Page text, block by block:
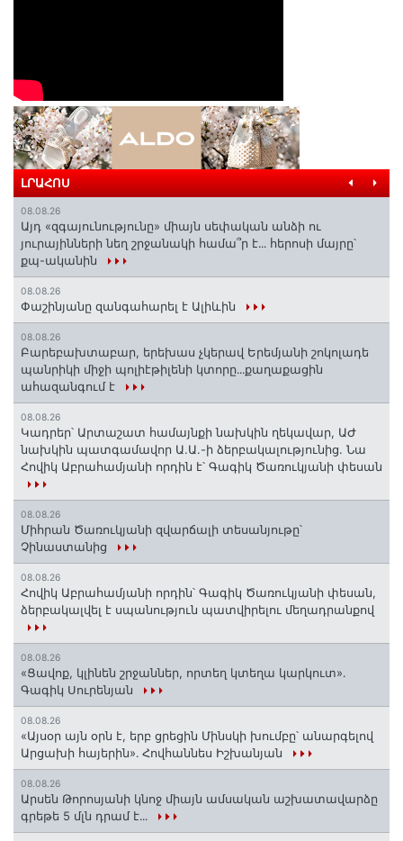
ԼՐԱՀՈՍ
08.08.26
Այդ «զգայունությունը» միայն սեփական անձի ու
յուրայինների նեղ շրջանակի համա՞ր է․․․ հերոսի մայրը՝
քպ-ականին
08.08.26
Փաշինյանը զանգահարել է Ալիևին
08.08.26
Բարեբախտաբար, երեխաս չկերավ Երեմյանի շոկոլադե
պանրիկի միջի պոլիէթիլենի կտորը․․․քաղաքացին
ահազանգում է
08.08.26
Կադրեր՝ Արտաշատ համայնքի նախկին ղեկավար, ԱԺ
նախկին պատգամավոր Ա.Ա.-ի ձերբակալությունից. Նա
Հովիկ Աբրահամյանի որդին է՝ Գագիկ Ծառուկյանի փեսան
08.08.26
Միհրան Ծառուկյանի զվարճալի տեսանյութը՝
Չինաստանից
08.08.26
Հովիկ Աբրահամյանի որդին՝ Գագիկ Ծառուկյանի փեսան,
ձերբակալվել է սպանություն պատվիրելու մեղադրանքով
08.08.26
«Ցավոք, կլինեն շրջաններ, որտեղ կտեղա կարկուտ»․
Գագիկ Սուրենյան
08.08.26
«Այսօր այն օրն է, երբ ցրեցին Մինսկի խումբը՝ անարգելով
Արցախի հայերին»․ Հովհաննես Իշխանյան
08.08.26
Արսեն Թորոսյանի կնոջ միայն ամսական աշխատավարձը
գրեթե 5 մլն դրամ է․․․